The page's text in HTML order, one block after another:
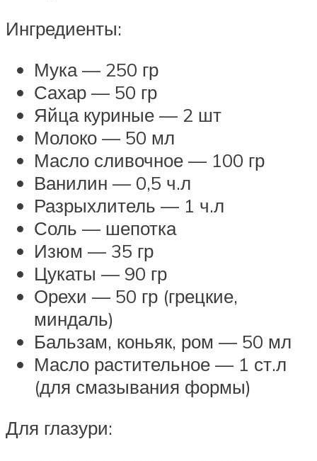
Ингредиенты:
Мука — 250 гр
Сахар — 50 гр
Яйца куриные — 2 шт
Молоко — 50 мл
Масло сливочное — 100 гр
Ванилин — 0,5 ч.л
Разрыхлитель — 1 ч.л
Соль — шепотка
Изюм — 35 гр
Цукаты — 90 гр
Орехи — 50 гр (грецкие,
миндаль)
Бальзам, коньяк, ром — 50 мл
Масло растительное — 1 ст.л
(для смазывания формы)
Для глазури: